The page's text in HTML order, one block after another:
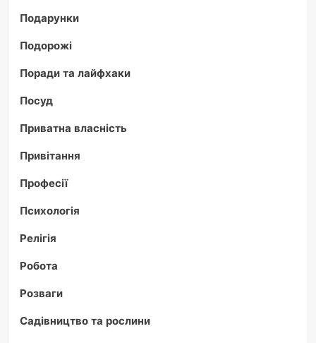
Подарунки
Подорожі
Поради та лайфхаки
Посуд
Приватна власність
Привітання
Професії
Психологія
Релігія
Робота
Розваги
Садівництво та рослини